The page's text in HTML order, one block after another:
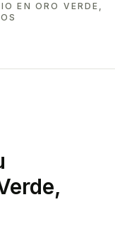
EN ORO VERDE,